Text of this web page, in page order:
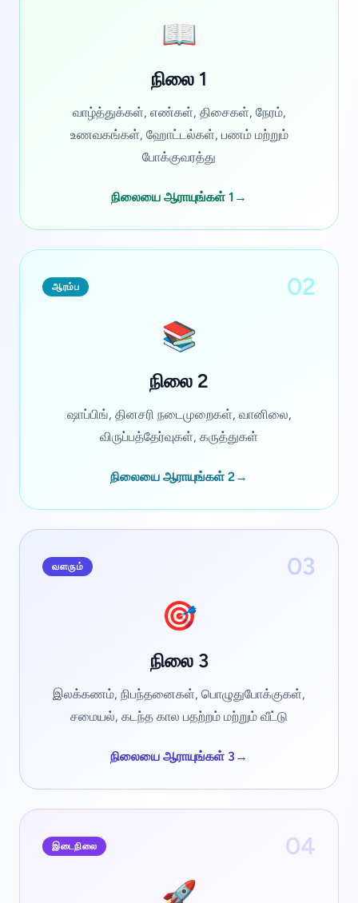
📖
நிலை 1
வாழ்த்துக்கள், எண்கள், திசைகள், நேரம்,
உணவகங்கள், ஹோட்டல்கள், பணம் மற்றும்
போக்குவரத்து
நிலையை ஆராயுங்கள் 1 →
ஆரம்ப 02
📚
நிலை 2
ஷாப்பிங், தினசரி நடைமுறைகள், வானிலை,
விருப்பத்தேர்வுகள், கருத்துகள்
நிலையை ஆராயுங்கள் 2→
வளரும் 03
🎯
நிலை 3
இலக்கணம், நிபந்தனைகள், பொழுதுபோக்குகள்,
சமையல், கடந்த கால பதற்றம் மற்றும் வீட்டு
நிலையை ஆராயுங்கள் 3 →
இடைநிலை 04
🚀